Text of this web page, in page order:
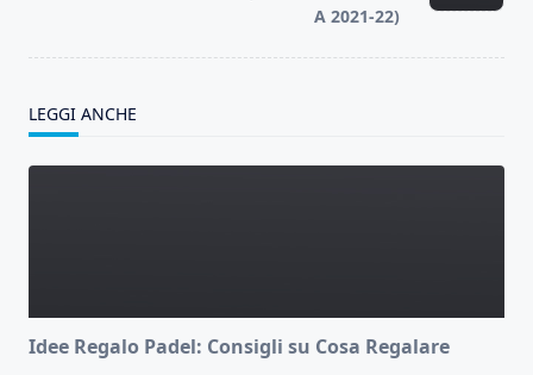
A 2021-22)
LEGGI ANCHE
Idee Regalo Padel: Consigli su Cosa Regalare